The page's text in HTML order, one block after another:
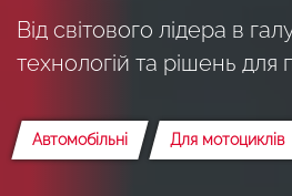
Від світового лідера в
технологій та рішень для
Автомобільні Для мотоциклів